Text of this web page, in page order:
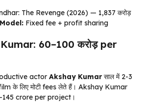
The Revenge (2026) — ₹1,837 करोड़
Fixed fee + profit sharing
₹60–100 करोड़ per
actor Akshay Kumarसाल में 2-3
के लिए मोटी fees लेते हैं। Akshay Kumar
crore per project।